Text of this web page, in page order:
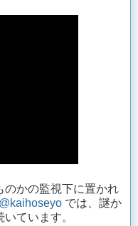
のかの監視下に置かれ
@kaihoseyo では、謎か
ています。